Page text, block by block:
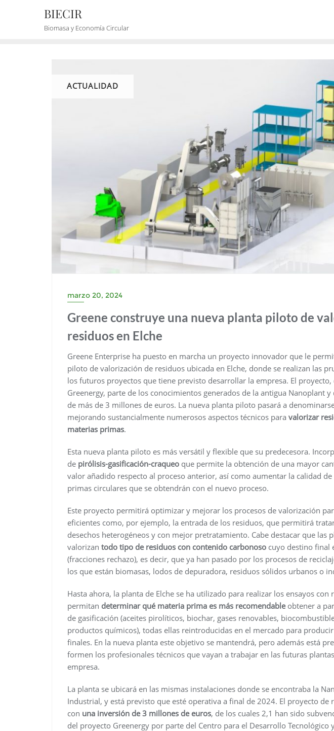
BIECIR
Biomasa y Economía Circular
ACTUALIDAD
marzo 20, 2024
Greene construye una nueva planta piloto de
residuos en Elche
Greene Enterprise ha puesto en marcha un proyecto innovador que le
piloto de valorización de residuos ubicada en Elche, donde se realizan las
los futuros proyectos que tiene previsto desarrollar la empresa. El
Greenergy, parte de los conocimientos generados de la antigua Nanoplant
de más de 3 millones de euros. La nueva planta piloto pasará a
mejorando sustancialmente numerosos aspectos técnicos para valorizar
materias primas.
Esta nueva planta piloto es más versátil y flexible que su predecesora.
de pirólisis-gasificación-craqueo que permite la obtención de una mayor
valor añadido respecto al proceso anterior, así como aumentar la calidad
primas circulares que se obtendrán con el nuevo proceso.
Este proyecto permitirá optimizar y mejorar los procesos de valorización
eficientes como, por ejemplo, la entrada de los residuos, que permitirá
desechos heterogéneos y con mejor pretratamiento. Cabe destacar que las
valorizan todo tipo de residuos con contenido carbonoso cuyo destino final
(fracciones rechazo), es decir, que ya han pasado por los procesos de
los que están biomasas, lodos de depuradora, residuos sólidos urbanos o
Hasta ahora, la planta de Elche se ha utilizado para realizar los ensayos con
permitan determinar qué materia prima es más recomendableobtener a
de gasificación (aceites pirolíticos, biochar, gases renovables,
productos químicos), todas ellas reintroducidas en el mercado para
finales. En la nueva planta este objetivo se mantendrá, pero además está
formen los profesionales técnicos que vayan a trabajar en las futuras
empresa.
La planta se ubicará en las mismas instalaciones donde se encontraba la
Industrial, y está previsto que esté operativa a final de 2024. El proyecto de
con una inversión de 3 millones de euros, de los cuales 2,1 han sido
del proyecto Greenergy por parte del Centro para el Desarrollo Tecnológico